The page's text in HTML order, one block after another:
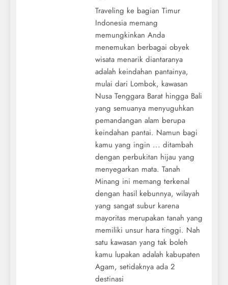
Traveling ke bagian Timur
Indonesia memang
memungkinkan Anda
menemukan berbagai obyek
wisata menarik diantaranya
adalah keindahan pantainya,
mulai dari Lombok, kawasan
Nusa Tenggara Barat hingga Bali
yang semuanya menyuguhkan
pemandangan alam berupa
keindahan pantai. Namun bagi
kamu yang ingin ... ditambah
dengan perbukitan hijau yang
menyegarkan mata. Tanah
Minang ini memang terkenal
dengan hasil kebunnya, wilayah
yang sangat subur karena
mayoritas merupakan tanah yang
memiliki unsur hara tinggi. Nah
satu kawasan yang tak boleh
kamu lupakan adalah kabupaten
Agam, setidaknya ada 2
destinasi